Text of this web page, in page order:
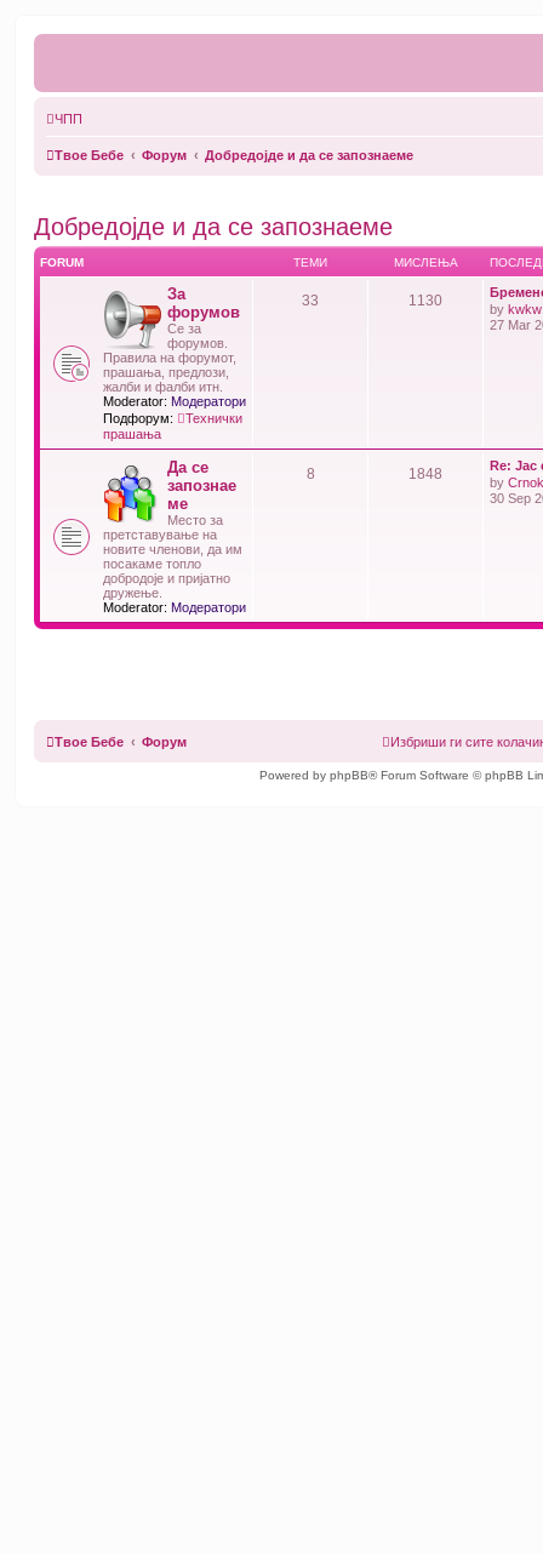
ЧПП
Твое Бебе Форум Добредојде и да се запознаеме
Добредојде и да се запознаеме
FORUM ТЕМИ МИСЛЕЊА
За
форумов
Се за
форумов.
Правила на форумот,
прашања, предлози,
жалби и фалби итн.
Moderator: Модератори
Подфорум:
Технички
прашања
33 1130
by
27 Mar
Да се
запознае
ме
Место за
претставување на
новите членови, да им
посакаме топло
добродоје и пријатно
дружење.
Moderator: Модератори
8 1848
Re: Јас
by
30 Sep
Твое Бебе Форум Избриши ги сите
Powered by phpBB® Forum Software © phpBB